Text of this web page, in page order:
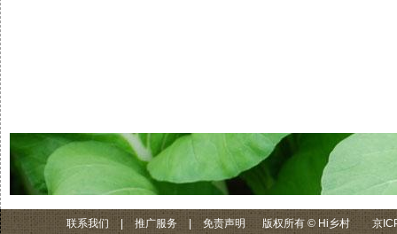
联系我们 | 推广服务 免责声明 版权所有 © Hi乡村 京